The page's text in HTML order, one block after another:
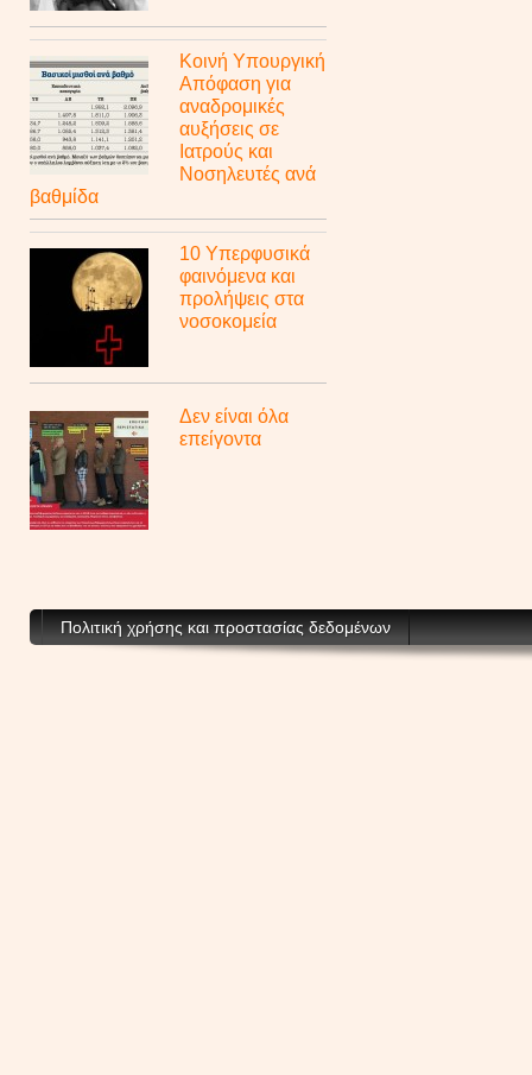
Κοινή Υπουργική
Απόφαση για
αναδρομικές
αυξήσεις σε
Ιατρούς και
Νοσηλευτές ανά
βαθμίδα
10 Υπερφυσικά
φαινόμενα και
προλήψεις στα
νοσοκομεία
Δεν είναι όλα
επείγοντα
Πολιτική χρήσης και προστασίας δεδομένων